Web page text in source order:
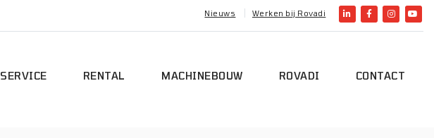
Nieuws Werken bij Rovadi
SERVICE RENTAL MACHINEBOUW ROVADI CONTACT